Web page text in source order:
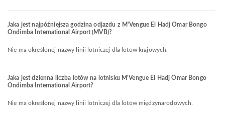
Jaka jest najpóźniejsza godzina odjazdu z M'Vengue El Hadj Omar Bongo
Ondimba International Airport (MVB)?
Nie ma określonej nazwy linii lotniczej dla lotów krajowych.
Jaka jest dzienna liczba lotów na lotnisku M'Vengue El Hadj Omar Bongo
Ondimba International Airport?
Nie ma określonej nazwy linii lotniczej dla lotów międzynarodowych.